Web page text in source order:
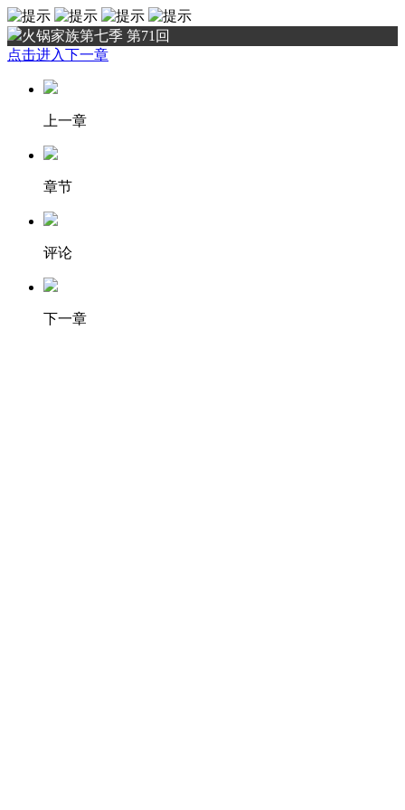
火锅家族第七季 第71回
点击进入下一章
上一章
章节
评论
下一章